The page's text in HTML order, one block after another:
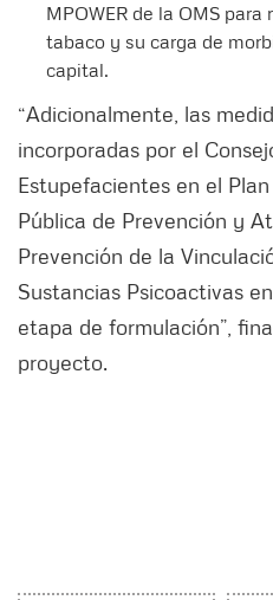
MPOWER de la OMS
tabaco y su carga de
capital.
“Adicionalmente, las
incorporadas por el
Estupefacientes en el
Pública de Prevención y
Prevención de la
Sustancias Psicoactivas
etapa de formulación”,
proyecto.